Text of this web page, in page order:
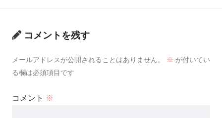
コメントを残す
メールアドレスが公開されることはありません。 ※ が付いてい
る欄は必須項目です
コメント ※